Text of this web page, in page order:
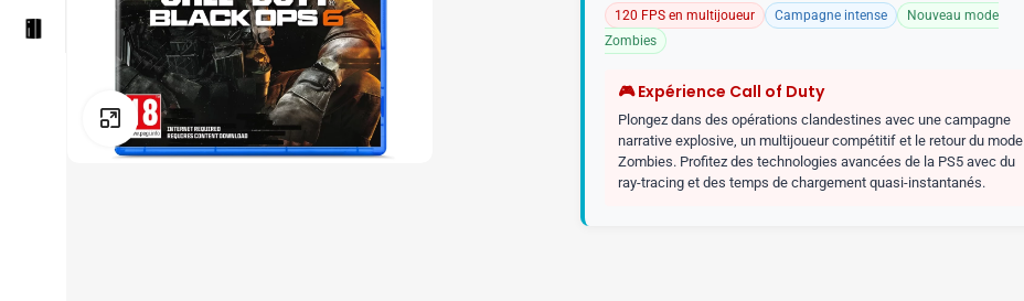
Click to enlarge
120 FPS en multijoueur Campagne intense
Nouveau mode
Zombies
🎮 Expérience Call of Duty
Plongez dans des opérations clandestines avec une campagne
narrative explosive, un multijoueur compétitif et le retour du mode
Zombies. Profitez des technologies avancées de la PS5 avec du
ray-tracing et des temps de chargement quasi-instantanés.